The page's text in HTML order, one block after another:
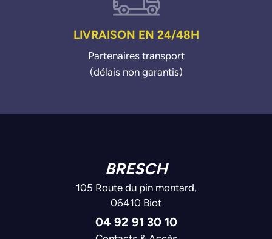
LIVRAISON EN 24/48H
Partenaires transport
(délais non garantis)
BRESCH
105 Route du pin montard,
06410 Biot
04 92 91 30 10